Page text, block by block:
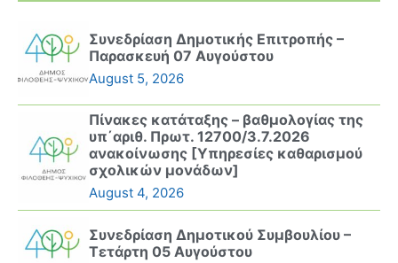
Συνεδρίαση Δημοτικής Επιτροπής –
Παρασκευή 07 Αυγούστου
August 5, 2026
Πίνακες κατάταξης – βαθμολογίας της
υπ΄αριθ. Πρωτ. 12700/3.7.2026
ανακοίνωσης [Υπηρεσίες καθαρισμού
σχολικών μονάδων]
August 4, 2026
Συνεδρίαση Δημοτικού Συμβουλίου –
Τετάρτη 05 Αυγούστου